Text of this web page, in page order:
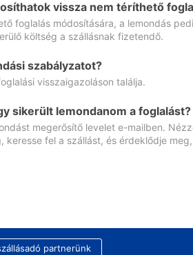
vissza nem téríthető
foglalás módosítására, a lemondás
költség a szállásnak fizetendő.
szabályzatot?
visszaigazoláson találja.
sikerült lemondanom a foglalást?
megerősítő levelet e-mailben.
keresse fel a szállást, és érdeklődje
partnerünk